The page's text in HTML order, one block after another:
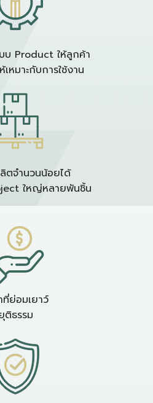
บ Product ให้ลูกค้า
เหมาะกับการใช้งาน
ตจำนวนน้อยได้
ใหญ่หลายพันชิ้น
ที่ย่อมเยาว์
ติธรรม